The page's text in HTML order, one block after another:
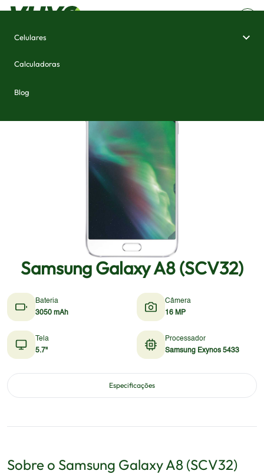
Celulares
Calculadoras
Blog
Samsung Galaxy A8 (SCV32)
Bateria
3050 mAh
Câmera
16 MP
Tela
5.7"
Processador
Samsung Exynos 5433
Especificações
Sobre o Samsung Galaxy A8 (SCV32)